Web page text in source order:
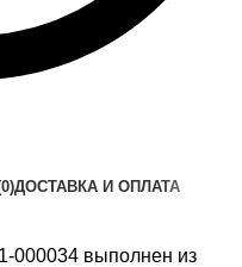
ДОСТАВКА И ОПЛАТА
000034 выполнен из